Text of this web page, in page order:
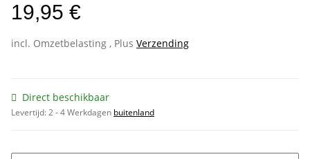
19,95 €
incl. Omzetbelasting , Plus Verzending
Direct beschikbaar
Levertijd:2 - 4 Werkdagen buitenland